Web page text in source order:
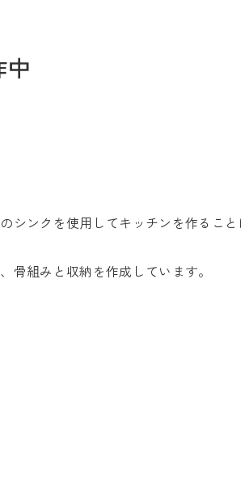
中
ンクを使用してキッチンを作ること
骨組みと収納を作成しています。